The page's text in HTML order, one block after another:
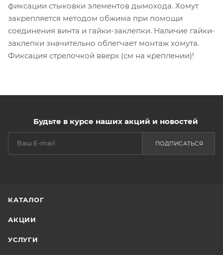
фиксации стыковки элементов дымохода. Хомут
закрепляется методом обжима при помощи
соединения винта и гайки-заклепки. Наличие гайки-
заклепки значительно облегчает монтаж хомута.
Фиксация стрелочкой вверх (см на креплении)!
Будьте в курсе наших акций и новостей
ПОДПИСАТЬСЯ
КАТАЛОГ
АКЦИИ
УСЛУГИ